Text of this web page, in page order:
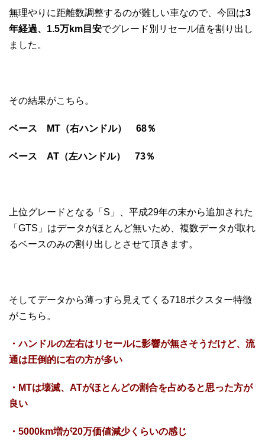
無理やりに距離数調整するのが難しい車なので、今回は3
年経過、1.5万km目安でグレード別リセール値を割り出し
ました。
その結果がこちら。
ベース MT（右ハンドル） 68％
ベース AT（左ハンドル） 73％
上位グレードとなる「S」、平成29年の末から追加された
「GTS」はデータがほとんど無いため、複数データが取れ
るベースのみの割り出しとさせて頂きます。
そしてデータから薄っすら見えてくる718ボクスター特徴
がこちら。
・ハンドルの左右はリセールに影響が無さそうだけど、流
通は圧倒的に右の方が多い
・MTは壊滅、ATがほとんどの割合を占めると思った方が
良い
・5000km増が20万価値減少くらいの感じ